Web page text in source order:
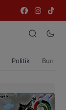
Politik Bumi